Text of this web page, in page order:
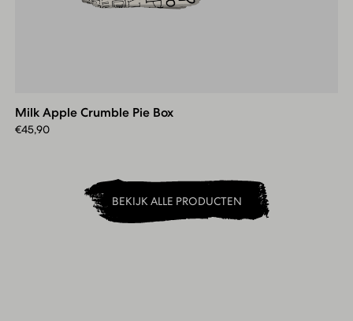
Pie
Box
Milk Apple Crumble Pie Box
€45,90
BEKIJK ALLE PRODUCTEN